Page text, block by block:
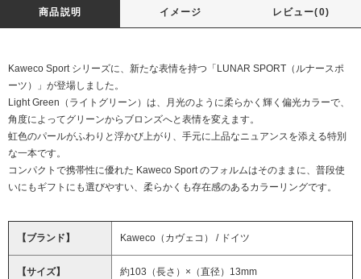
商品説明 イメージ レビュー(0)
Kaweco Sport シリーズに、新たな表情を持つ「LUNAR SPORT（ルナースポ
ーツ）」が登場しました。
Light Green（ライトグリーン）は、月光のように柔らかく輝く偏光カラーで、
角度によってグリーンからブロンズへと表情を変えます。
虹色のパールがふわりと浮かび上がり、手元に上品なニュアンスを添える特別
な一本です。
コンパクトで携帯性に優れた Kaweco Sport のフォルムはそのままに、普段使
いにもギフトにも選びやすい、柔らかくも存在感のあるカラーリングです。
【ブランド】 Kaweco（カヴェコ） / ドイツ
【サイズ】 約103（長さ）×（直径）13mm